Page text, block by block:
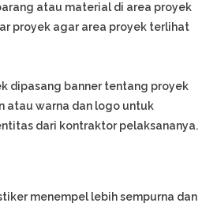
atau material di area proyek
proyek agar area proyek terlihat
dipasang banner tentang proyek
atau warna dan logo untuk
dari kontraktor pelaksananya.
menempel lebih sempurna dan